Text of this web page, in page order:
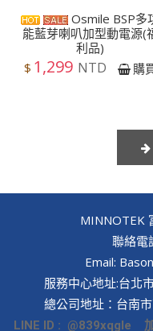
Osmile BSP多
能藍芽喇叭加型動電源(
利品)
$ 1,299 NTD 購
聯絡電
Email:
服務中心地址:台北
總公司地址：台南
LINE ID : @839xqgle